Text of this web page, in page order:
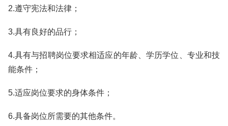
2.遵守宪法和法律；
3.具有良好的品行；
4.具有与招聘岗位要求相适应的年龄、学历学位、专业和技
能条件；
5.适应岗位要求的身体条件；
6.具备岗位所需要的其他条件。